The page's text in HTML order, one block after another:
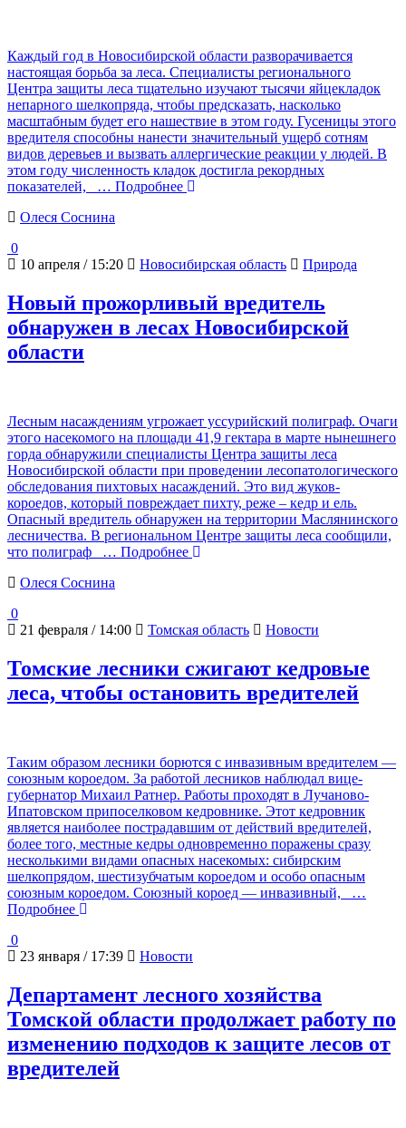
Каждый год в Новосибирской области разворачивается
настоящая борьба за леса. Специалисты регионального
Центра защиты леса тщательно изучают тысячи яйцекладок
непарного шелкопряда, чтобы предсказать, насколько
масштабным будет его нашествие в этом году. Гусеницы этого
вредителя способны нанести значительный ущерб сотням
видов деревьев и вызвать аллергические реакции у людей. В
этом году численность кладок достигла рекордных
показателей,
… Подробнее
Олеся Соснина
0
10 апреля / 15:20
Новосибирская область Природа
Новый прожорливый вредитель
обнаружен в лесах Новосибирской
области
Лесным насаждениям угрожает уссурийский полиграф. Очаги
этого насекомого на площади 41,9 гектара в марте нынешнего
горда обнаружили специалисты Центра защиты леса
Новосибирской области при проведении лесопатологического
обследования пихтовых насаждений. Это вид жуков-
короедов, который повреждает пихту, реже – кедр и ель.
Опасный вредитель обнаружен на территории Маслянинского
лесничества. В региональном Центре защиты леса сообщили,
что полиграф
… Подробнее
Олеся Соснина
0
21 февраля / 14:00
Томская область Новости
Томские лесники сжигают кедровые
леса, чтобы остановить вредителей
Таким образом лесники борются с инвазивным вредителем —
союзным короедом. За работой лесников наблюдал вице-
губернатор Михаил Ратнер. Работы проходят в Лучаново-
Ипатовском припоселковом кедровнике. Этот кедровник
является наиболее пострадавшим от действий вредителей,
более того, местные кедры одновременно поражены сразу
несколькими видами опасных насекомых: сибирским
шелкопрядом, шестизубчатым короедом и особо опасным
союзным короедом. Союзный короед — инвазивный,
…
Подробнее
0
23 января / 17:39
Новости
Департамент лесного хозяйства
Томской области продолжает работу по
изменению подходов к защите лесов от
вредителей